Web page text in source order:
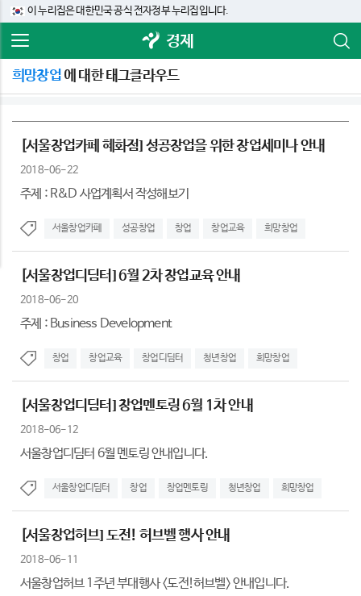
이 누리집은 대한민국 공식 전자정부 누리집입니다.
경제
희망창업에 대한 태그클라우드
[서울창업카페 혜화점] 성공창업을 위한 창업세미나 안내
2018-06-22
주제 : R&D 사업계획서 작성해보기
서울창업카페 성공창업 창업 창업교육 희망창업
[서울창업디딤터] 6월 2차 창업교육 안내
2018-06-20
주제 : Business Development
창업 창업교육 창업디딤터 청년창업 희망창업
[서울창업디딤터] 창업멘토링 6월 1차 안내
2018-06-12
서울창업디딤터 6월 멘토링 안내입니다.
서울창업디딤터 창업 창업멘토링 청년창업 희망창업
[서울창업허브] 도전! 허브벨 행사 안내
2018-06-11
서울창업허브 1주년 부대행사 <도전!허브벨> 안내입니다.